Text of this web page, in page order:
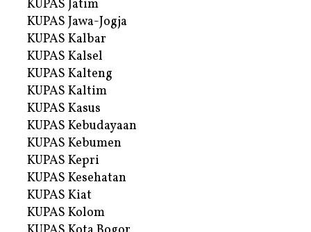
KUPAS Jatim
KUPAS Jawa-Jogja
KUPAS Kalbar
KUPAS Kalsel
KUPAS Kalteng
KUPAS Kaltim
KUPAS Kasus
KUPAS Kebudayaan
KUPAS Kebumen
KUPAS Kepri
KUPAS Kesehatan
KUPAS Kiat
KUPAS Kolom